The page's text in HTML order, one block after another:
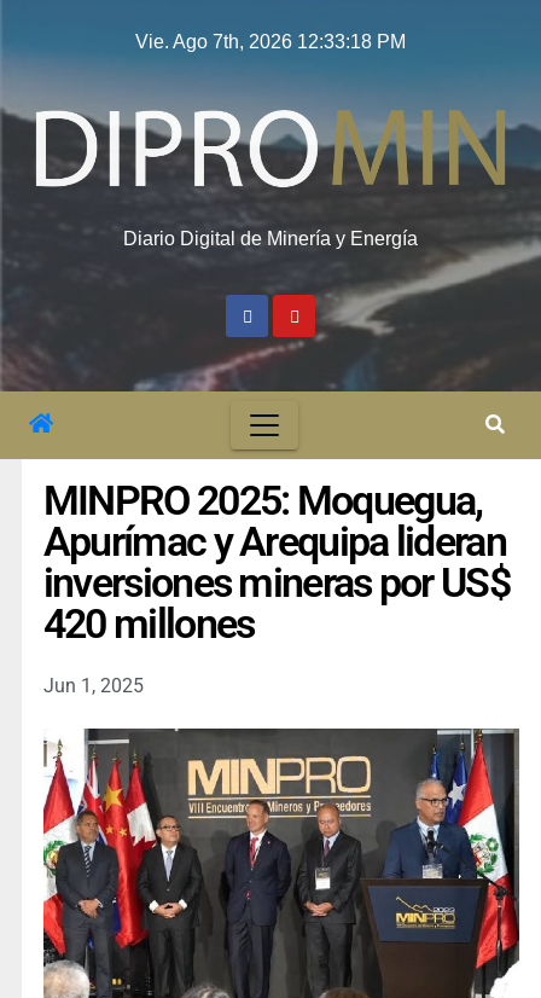
Vie. Ago 7th, 2026 12:33:19 PM
Diario Digital de Minería y Energía
MINPRO 2025: Moquegua,
Apurímac y Arequipa lideran
inversiones mineras por US$
420 millones
Jun 1, 2025